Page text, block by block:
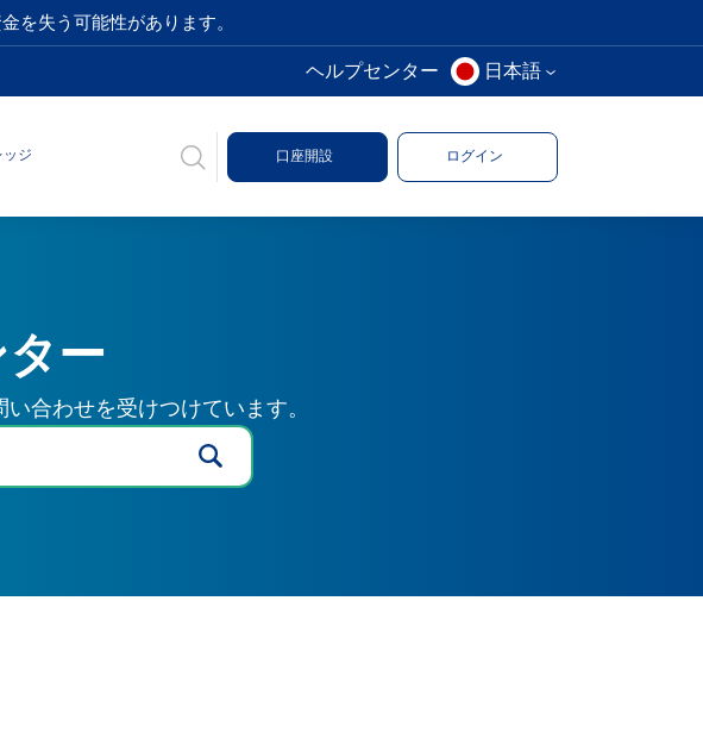
を失う可能性があります。
ヘルプセンター 日本語
ッジ 口座開設 ログイン
ー
合わせを受けつけています。